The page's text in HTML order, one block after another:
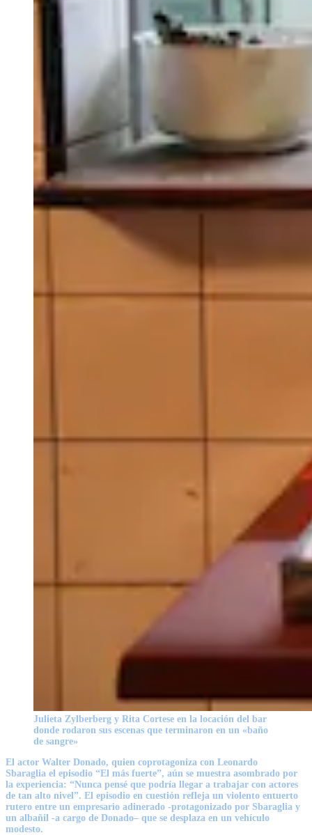
Julieta Zylberberg y Rita Cortese en la locación del bar
donde rodaron sus escenas que terminaron en un «baño
de sangre»
El actor Walter Donado, quien coprotagoniza con Leonardo
Sbaraglia el episodio “El más fuerte”, aún se muestra asombrado por
la experiencia: “Nunca pensé que podría llegar a trabajar con actores
de tan alto nivel”. El episodio en cuestión refleja un violento entuerto
rutero entre un empresario adinerado -protagonizado por Sbaraglia y
un albañil -a cargo de Donado– que se desplaza en un vehículo
modesto.